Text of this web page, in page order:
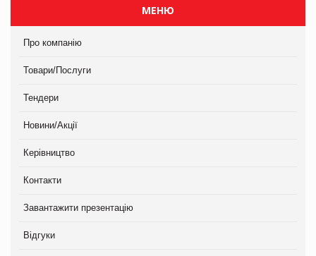
МЕНЮ
Про компанію
Товари/Послуги
Тендери
Новини/Акції
Керівництво
Контакти
Завантажити презентацію
Відгуки